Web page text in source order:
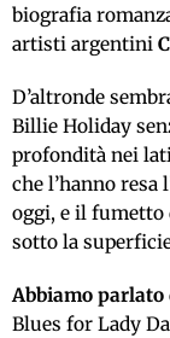
biografia
artisti argentini
D’altronde
Billie Holiday
profondità nei
che l’hanno resa
oggi, e il fumetto
sotto la
Abbiamo parlato
Blues for Lady